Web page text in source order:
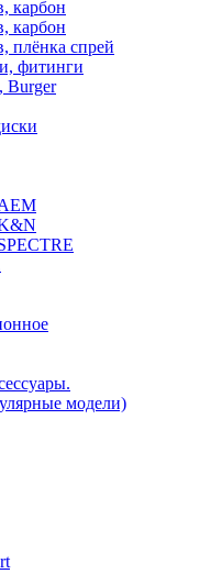
карбон
карбон
плёнка спрей
фитинги
Burger
модели)